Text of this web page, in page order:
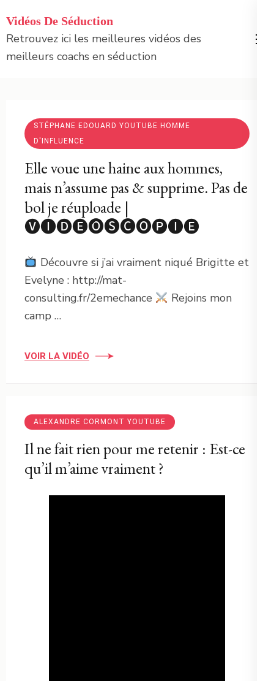
au
contenu
(Pressez
Vidéos De Séduction
Retrouvez ici les meilleures vidéos des
meilleurs coachs en séduction
STÉPHANE EDOUARD YOUTUBE HOMME
D'INFLUENCE
Elle voue une haine aux hommes,
mais n’assume pas & supprime. Pas de
bol je réuploade |
🅥🅘🅓🅔́🅞🅢🅒🅞🅟🅘🅔
Découvre si j’ai vraiment niqué Brigitte et
Evelyne : http://mat-
consulting.fr/2emechance
Rejoins mon
camp …
VOIR LA VIDÉO
ALEXANDRE CORMONT YOUTUBE
Il ne fait rien pour me retenir : Est-ce
qu’il m’aime vraiment ?